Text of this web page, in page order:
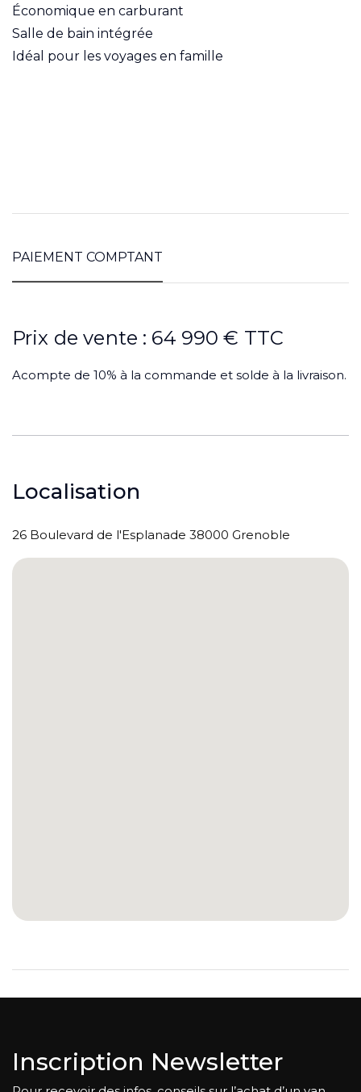
Économique en carburant
Salle de bain intégrée
Idéal pour les voyages en famille
PAIEMENT COMPTANT
Prix de vente : 64 990 € TTC
Acompte de 10% à la commande et solde à la livraison.
Localisation
26 Boulevard de l'Esplanade 38000 Grenoble
Inscription Newsletter